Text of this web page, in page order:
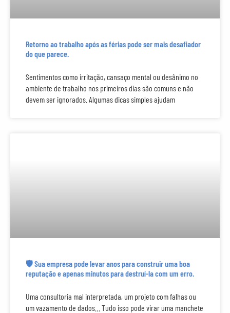
Retorno ao trabalho após as férias pode ser mais desafiador
do que parece.
Sentimentos como irritação, cansaço mental ou desânimo no
ambiente de trabalho nos primeiros dias são comuns e não
devem ser ignorados. Algumas dicas simples ajudam
🛡 Sua empresa pode levar anos para construir uma boa
reputação e apenas minutos para destruí-la com um erro.
Uma consultoria mal interpretada, um projeto com falhas ou
um vazamento de dados… Tudo isso pode virar uma manchete